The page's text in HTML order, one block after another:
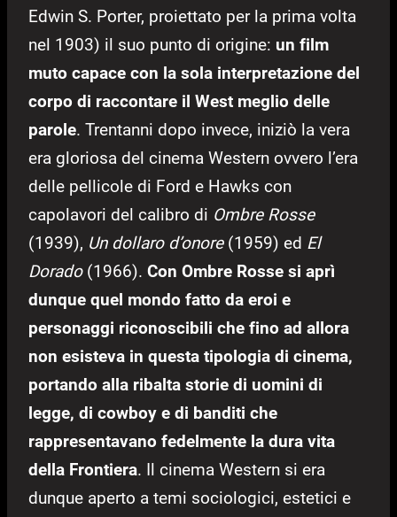
Edwin S. Porter, proiettato per la prima volta
nel 1903) il suo punto di origine: un film
muto capace con la sola interpretazione del
corpo di raccontare il West meglio delle
parole. Trentanni dopo invece, iniziò la vera
era gloriosa del cinema Western ovvero l’era
delle pellicole di Ford e Hawks con
capolavori del calibro di Ombre Rosse
(1939), Un dollaro d’onore(1959) ed El
Dorado(1966). Con Ombre Rosse si aprì
dunque quel mondo fatto da eroi e
personaggi riconoscibili che fino ad allora
non esisteva in questa tipologia di cinema,
portando alla ribalta storie di uomini di
legge, di cowboy e di banditi che
rappresentavano fedelmente la dura vita
della Frontiera. Il cinema Western si era
dunque aperto a temi sociologici, estetici e